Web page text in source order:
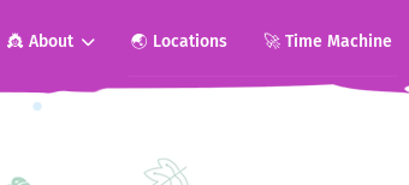
👸 About 🌏 Locations 🚀 Time Machine